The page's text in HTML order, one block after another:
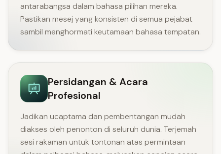
antarabangsa dalam bahasa pilihan mereka.
Pastikan mesej yang konsisten di semua pejabat
sambil menghormati keutamaan bahasa tempatan.
Persidangan & Acara
Profesional
Jadikan ucaptama dan pembentangan mudah
diakses oleh penonton di seluruh dunia. Terjemah
sesi rakaman untuk tontonan atas permintaan